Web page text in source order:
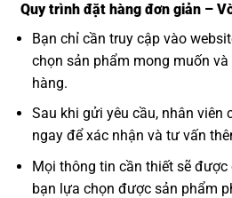
Quy trình đặt hàng đơn giản –
Bạn chỉ cần truy cập vào
chọn sản phẩm mong muốn
hàng.
Sau khi gửi yêu cầu, nhân viên
ngay để xác nhận và tư vấn
Mọi thông tin cần thiết sẽ
bạn lựa chọn được sản phẩm